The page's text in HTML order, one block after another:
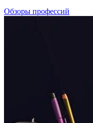
Обзоры профессий